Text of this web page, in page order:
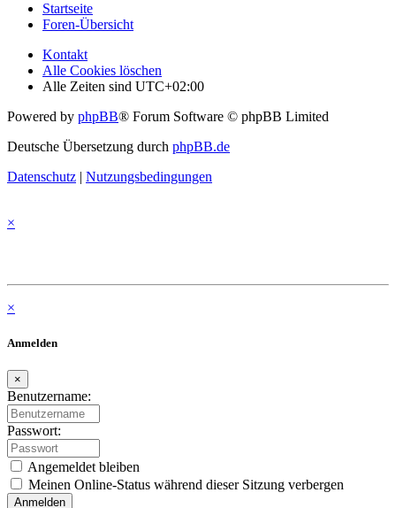
Startseite
Foren-Übersicht
Kontakt
Alle Cookies löschen
Alle Zeiten sind UTC+02:00
Powered by phpBB® Forum Software © phpBB Limited
Deutsche Übersetzung durch phpBB.de
Datenschutz | Nutzungsbedingungen
×
×
Anmelden
×
Benutzername:
Passwort:
Angemeldet bleiben
Meinen Online-Status während dieser Sitzung verbergen